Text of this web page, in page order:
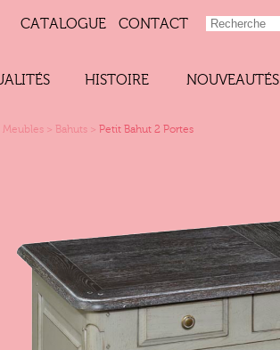
CATALOGUE CONTACT
HISTOIRE NOUVEAUTÉS
Meubles > Bahuts > Petit Bahut 2 Portes